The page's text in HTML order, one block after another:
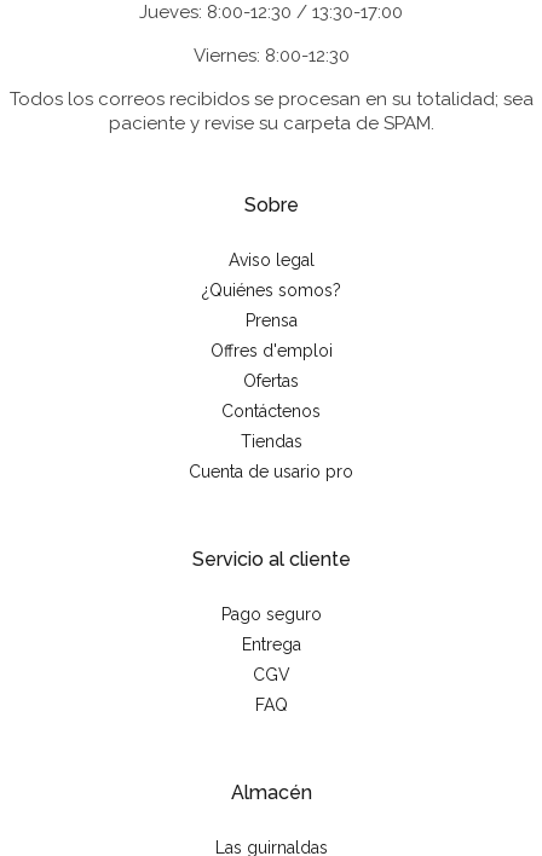
Jueves: 8:00-12:30 / 13:30-17:00
Viernes: 8:00-12:30
Todos los correos recibidos se procesan en su totalidad; sea
paciente y revise su carpeta de SPAM.
Sobre
Aviso legal
¿Quiénes somos?
Prensa
Offres d'emploi
Ofertas
Contáctenos
Tiendas
Cuenta de usario pro
Servicio al cliente
Pago seguro
Entrega
CGV
FAQ
Almacén
Las guirnaldas